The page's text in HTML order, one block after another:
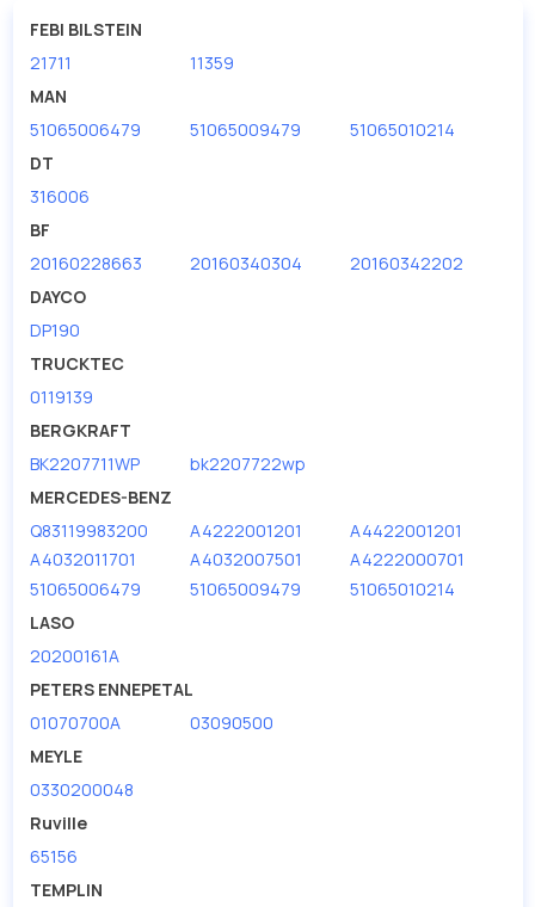
большом ассортименте.
Мы продаем сертифицированные колодки тормозные
дисковые с гарантией от производителя PETERS ENNEPETAL.
Производитель PETERS ENNEPETAL
FEBI BILSTEIN
21711
11359
MAN
51065006479
51065009479
51065010214
DT
316006
BF
20160228663
20160340304
20160342202
DAYCO
DP190
TRUCKTEC
0119139
BERGKRAFT
BK2207711WP
bk2207722wp
MERCEDES-BENZ
Q83119983200
A4222001201
A4422001201
A4032011701
A4032007501
A4222000701
51065006479
51065009479
51065010214
LASO
20200161A
PETERS ENNEPETAL
01070700A
03090500
MEYLE
0330200048
Ruville
65156
TEMPLIN